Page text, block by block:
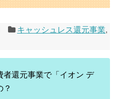
キャッシュレス還元事業,
者還元事業で「イオン デ
？